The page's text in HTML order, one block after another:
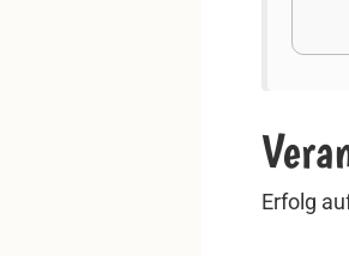
Erfolg